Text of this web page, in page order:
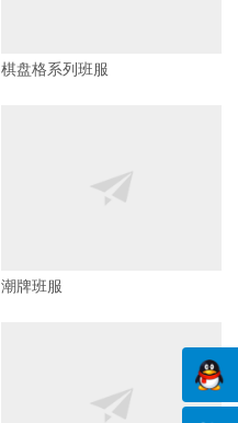
棋盘格系列班服
潮牌班服